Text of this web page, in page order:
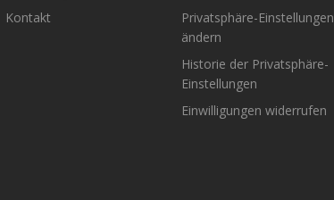
Kontakt
Privatsphäre-Einstellungen
ändern
Historie der Privatsphäre-
Einstellungen
Einwilligungen widerrufen